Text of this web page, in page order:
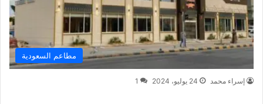
مطاعم السعودية
إسراء محمد 24 يوليو، 2024 1